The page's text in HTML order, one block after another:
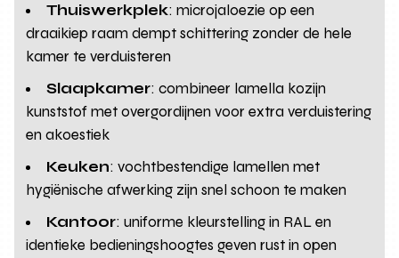
Thuiswerkplek: microjaloezie op een
draaikiep raam dempt schittering zonder de hele
kamer te verduisteren
Slaapkamer: combineer lamella kozijn
kunststof met overgordijnen voor extra verduistering
en akoestiek
Keuken: vochtbestendige lamellen met
hygiënische afwerking zijn snel schoon te maken
Kantoor: uniforme kleurstelling in RAL en
identieke bedieningshoogtes geven rust in open